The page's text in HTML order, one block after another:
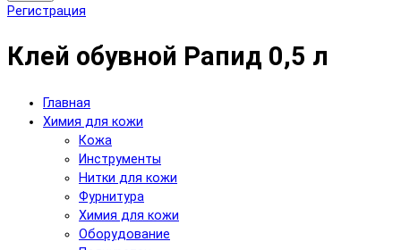
Регистрация
Клей обувной Рапид 0,5 л
Главная
Химия для кожи
Кожа
Инструменты
Нитки для кожи
Фурнитура
Химия для кожи
Оборудование